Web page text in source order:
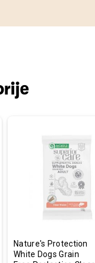
Nature's Protection
White Dogs Grain